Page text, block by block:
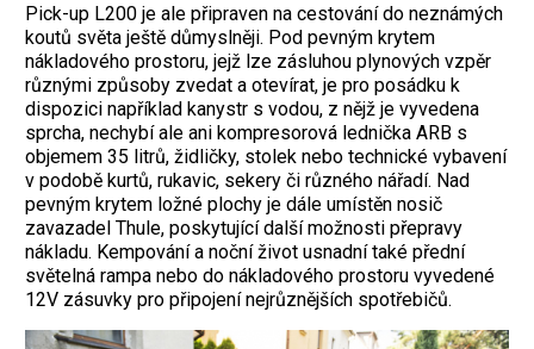
Pick-up L200 je ale připraven na cestování do neznámých
koutů světa ještě důmyslněji. Pod pevným krytem
nákladového prostoru, jejž lze zásluhou plynových vzpěr
různými způsoby zvedat a otevírat, je pro posádku k
dispozici například kanystr s vodou, z nějž je vyvedena
sprcha, nechybí ale ani kompresorová lednička ARB s
objemem 35 litrů, židličky, stolek nebo technické vybavení
v podobě kurtů, rukavic, sekery či různého nářadí. Nad
pevným krytem ložné plochy je dále umístěn nosič
zavazadel Thule, poskytující další možnosti přepravy
nákladu. Kempování a noční život usnadní také přední
světelná rampa nebo do nákladového prostoru vyvedené
12V zásuvky pro připojení nejrůznějších spotřebičů.